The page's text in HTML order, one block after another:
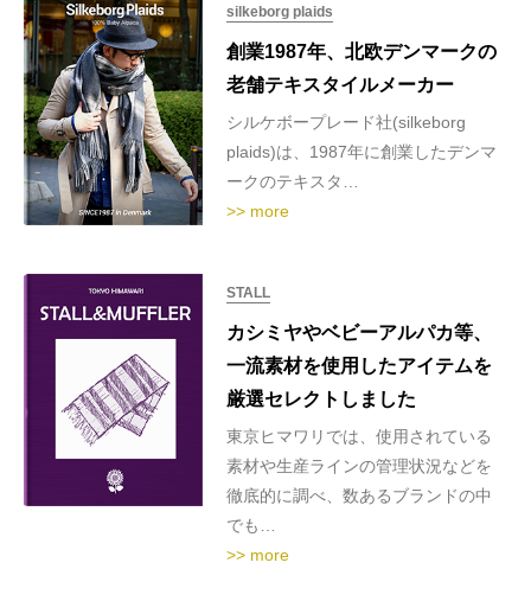
silkeborg plaids
創業1987年、北欧デンマークの
老舗テキスタイルメーカー
シルケボープレード社(silkeborg
plaids)は、1987年に創業したデンマ
ークのテキスタ…
>> more
STALL
カシミヤやベビーアルパカ等、
一流素材を使用したアイテムを
厳選セレクトしました
東京ヒマワリでは、使用されている
素材や生産ラインの管理状況などを
徹底的に調べ、数あるブランドの中
でも…
>> more